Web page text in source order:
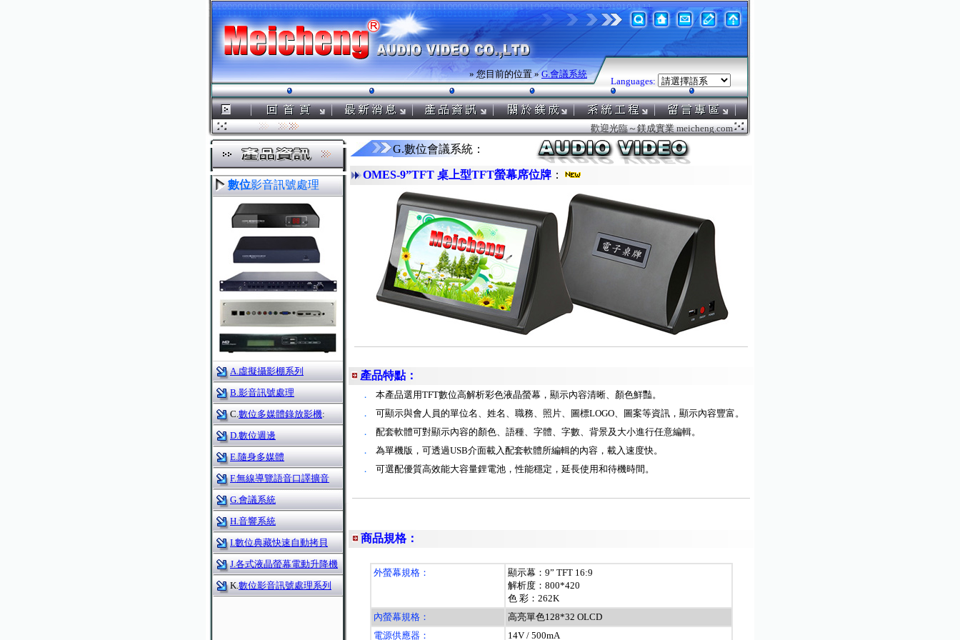
Languages:
» 您目前的位置 »G.會議系統
歡迎光臨～鎂成實業 meicheng.com.tw ．．．鎂成電腦液晶螢幕電動升降機系列,CD/DVD
G.數位會議系統：
OMES-9”TFT 桌上型TFT螢幕席位牌 ：
產品特點：
．
本產品選用TFT數位高解析彩色液晶螢幕，顯示內容清晰、顏色鮮豔。
．
可顯示與會人員的單位名、姓名、職務、照片、圖標LOGO、圖案等資訊，顯示內容豐富。
．
配套軟體可對顯示內容的顏色、語種、字體、字數、背景及大小進行任意編輯。
．
為單機版，可透過USB介面載入配套軟體所編輯的內容，載入速度快。
．
可選配優質高效能大容量鋰電池，性能穩定，延長使用和待機時間。
商品規格：
外螢幕規格：
顯示幕：9” TFT 16:9
解析度：800*420
色 彩：262K
內螢幕規格：
高亮單色128*32 OLCD
電源供應器：
14V / 500mA
數位影音訊號處理
A.虛擬攝影棚系列
B.影音訊號處理
C.數位多媒體錄放影機:
D.數位週邊
E.隨身多媒體
F.無線導覽語音口譯擴音
G.會議系統
H.音響系統
I.數位典藏快速自動拷貝
J.各式液晶螢幕電動升降機
K.數位影音訊號處理系列